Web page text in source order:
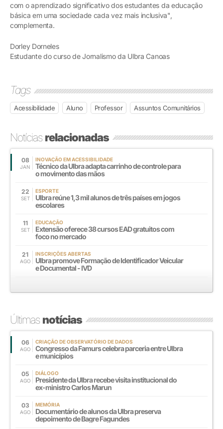
com o aprendizado significativo dos estudantes da educação
básica em uma sociedade cada vez mais inclusiva",
complementa.
Dorley Dorneles
Estudante do curso de Jornalismo da Ulbra Canoas
Tags
Acessibilidade Aluno Professor Assuntos Comunitários
Notíciasrelacionadas
08
JAN
INOVAÇÃO EM ACESSIBILIDADE
Técnico da Ulbra adapta carrinho de controle para
o movimento das mãos
22
SET
ESPORTE
Ulbra reúne 1,3 mil alunos de três países em jogos
escolares
11
SET
EDUCAÇÃO
Extensão oferece 38 cursos EAD gratuitos com
foco no mercado
21
AGO
INSCRIÇÕES ABERTAS
Ulbra promove Formação de Identificador Veicular
e Documental - IVD
Últimasnotícias
06
AGO
CRIAÇÃO DE OBSERVATÓRIO DE DADOS
Congresso da Famurs celebra parceria entre Ulbra
e municípios
05
AGO
DIÁLOGO
Presidente da Ulbra recebe visita institucional do
ex-ministro Carlos Marun
03
AGO
MEMÓRIA
Documentário de alunos da Ulbra preserva
depoimento de Bagre Fagundes